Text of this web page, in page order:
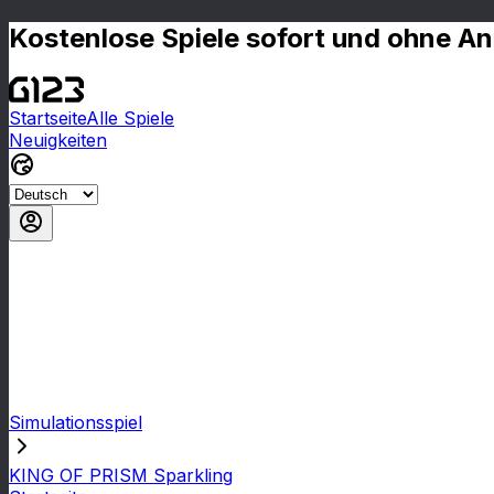
Kostenlose Spiele sofort und ohne
StartseiteAlle Spiele
Neuigkeiten
Simulationsspiel
KING OF PRISM Sparkling